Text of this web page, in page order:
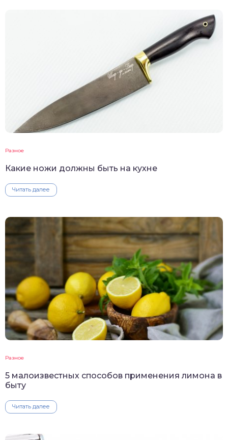
Разное
Какие ножи должны быть на кухне
Читать далее
Разное
5 малоизвестных способов применения лимона в
быту
Читать далее